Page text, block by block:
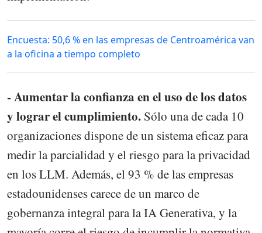
Encuesta: 50,6 % en las empresas de Centroamérica van
a la oficina a tiempo completo
- Aumentar la confianza en el uso de los datos
y lograr el cumplimiento. Sólo una de cada 10
organizaciones dispone de un sistema eficaz para
medir la parcialidad y el riesgo para la privacidad
en los LLM. Además, el 93 % de las empresas
estadounidenses carece de un marco de
gobernanza integral para la IA Generativa, y la